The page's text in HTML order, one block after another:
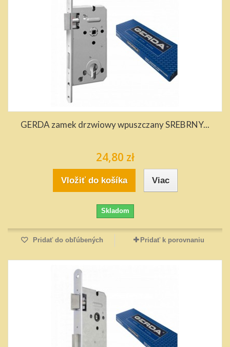
GERDA zamek drzwiowy wpuszczany SREBRNY...
24,80 zł
Vložiť do košíka Viac
Skladom
Pridať do obľúbených Pridať k porovnaniu